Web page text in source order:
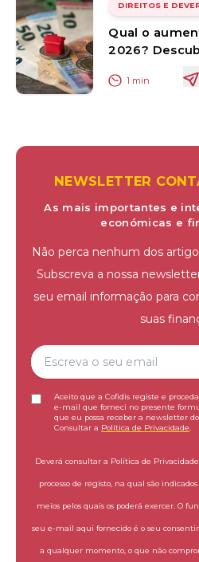
DIREITOS E
Qual o
2026?
1 min
NEWSLETTER
As mais importantes e
económicas e
Não perca nenhum dos
Subscreva a nossa
seu email informação para
suas
Aceito que a Cofidis registe e
e-mail que forneci no presente
que eu possa receber a newsletter
Consultar a Política de Privacidade
Deverá consultar a Política de
processo de registo, na qual são
meios pelos quais os poderá exercer. O
seu e-mail aqui fornecido é o seu
a qualquer momento, o que não